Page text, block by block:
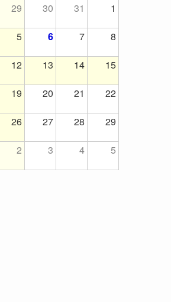
29 30 31 1
5 6 7 8
12 13 14 15
19 20 21 22
26 27 28 29
2 3 4 5